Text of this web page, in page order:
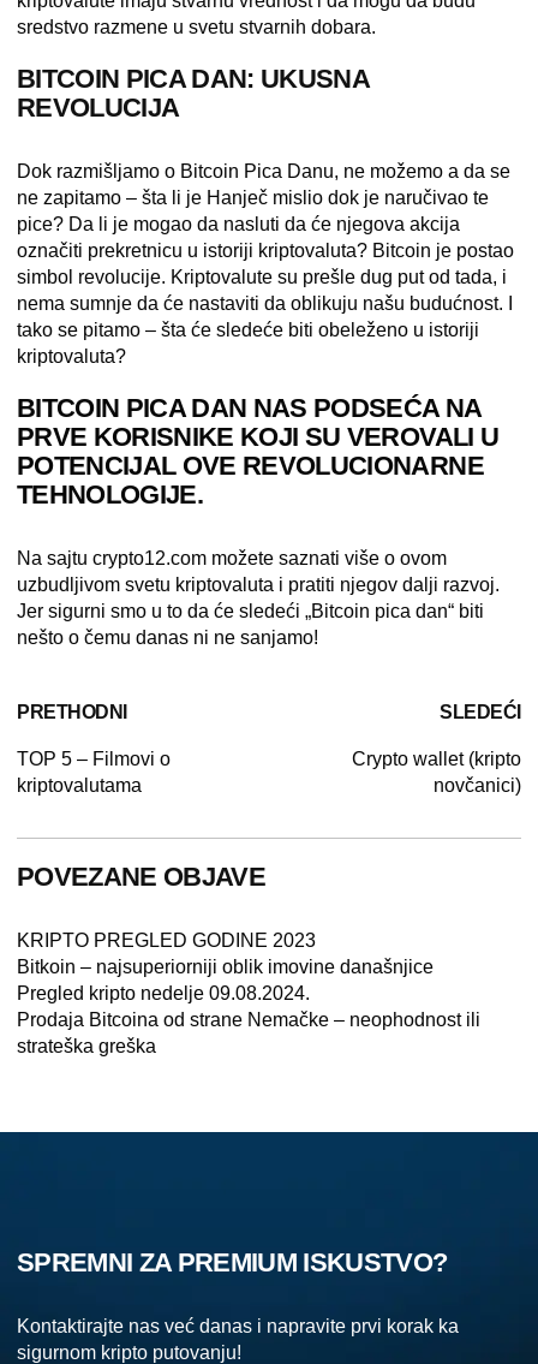
sredstvo razmene u svetu stvarnih dobara.
BITCOIN PICA DAN: UKUSNA
REVOLUCIJA
Dok razmišljamo o Bitcoin Pica Danu, ne možemo a da se
ne zapitamo – šta li je Hanječ mislio dok je naručivao te
pice? Da li je mogao da nasluti da će njegova akcija
označiti prekretnicu u istoriji kriptovaluta? Bitcoin je postao
simbol revolucije. Kriptovalute su prešle dug put od tada, i
nema sumnje da će nastaviti da oblikuju našu budućnost. I
tako se pitamo – šta će sledeće biti obeleženo u istoriji
kriptovaluta?
BITCOIN PICA DAN NAS PODSEĆA NA
PRVE KORISNIKE KOJI SU VEROVALI U
POTENCIJAL OVE REVOLUCIONARNE
TEHNOLOGIJE.
Na sajtu crypto12.com možete saznati više o ovom
uzbudljivom svetu kriptovaluta i pratiti njegov dalji razvoj.
Jer sigurni smo u to da će sledeći „Bitcoin pica dan“ biti
nešto o čemu danas ni ne sanjamo!
PRETHODNI
TOP 5 – Filmovi o
kriptovalutama
SLEDEĆI
Crypto wallet (kripto
novčanici)
POVEZANE OBJAVE
KRIPTO PREGLED GODINE 2023
Bitkoin – najsuperiorniji oblik imovine današnjice
Pregled kripto nedelje 09.08.2024.
Prodaja Bitcoina od strane Nemačke – neophodnost ili
strateška greška
SPREMNI ZA PREMIUM ISKUSTVO?
Kontaktirajte nas već danas i napravite prvi korak ka
sigurnom kripto putovanju!